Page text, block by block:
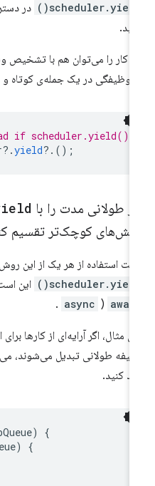
در دسترس
کار را می‌توان هم با تشخیص
در یک جمله‌ی کوتاه و مفید
if scheduler.yield()
?.yield ? .();
طولانی مدت را با .yield(
کوچک‌تر تقسیم کنید
استفاده از هر یک از این روش‌های
این است که
async )
.
مثال، اگر آرایه‌ای از کارها برای
کنید.
jobQueue